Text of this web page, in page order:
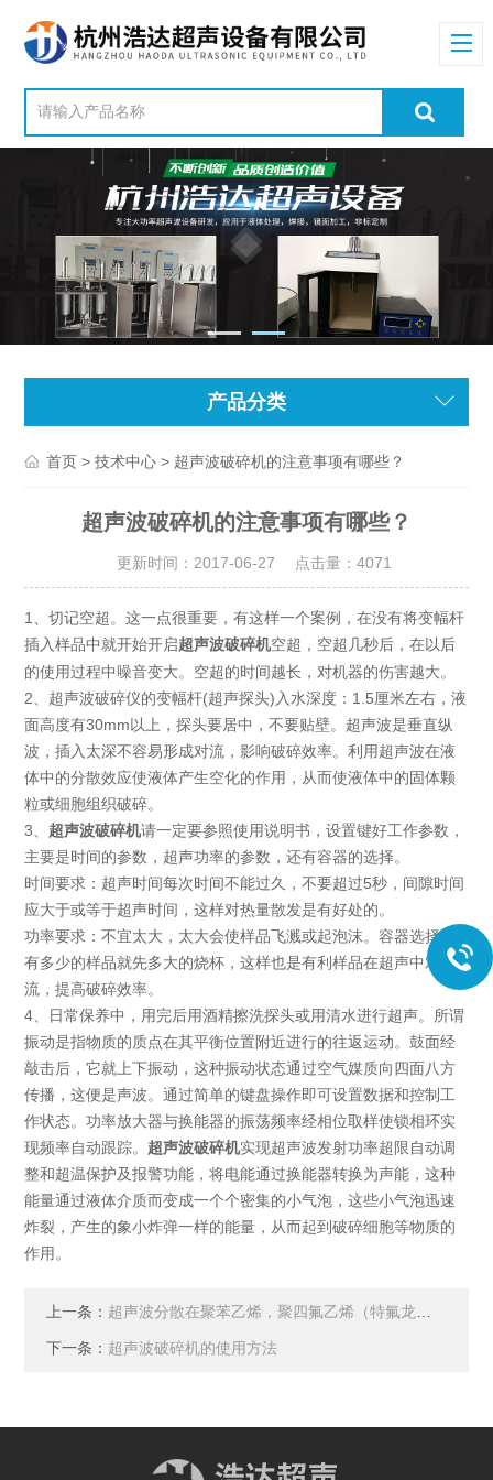
产品分类
首页 >技术中心 > 超声波破碎机的注意事项有哪些？
超声波破碎机的注意事项有哪些？
更新时间：2017-06-27 点击量： 4071
1、切记空超。这一点很重要，有这样一个案例，在没有将变幅杆
插入样品中就开始开启超声波破碎机空超，空超几秒后，在以后
的使用过程中噪音变大。空超的时间越长，对机器的伤害越大。
2、超声波破碎仪的变幅杆(超声探头)入水深度：1.5厘米左右，液
面高度有30mm以上，探头要居中，不要贴壁。超声波是垂直纵
波，插入太深不容易形成对流，影响破碎效率。利用超声波在液
体中的分散效应使液体产生空化的作用，从而使液体中的固体颗
粒或细胞组织破碎。
3、 超声波破碎机请一定要参照使用说明书，设置键好工作参数，
主要是时间的参数，超声功率的参数，还有容器的选择。
时间要求：超声时间每次时间不能过久，不要超过5秒，间隙时间
应大于或等于超声时间，这样对热量散发是有好处的。
功率要求：不宜太大，太大会使样品飞溅或起泡沫。容器选择：
有多少的样品就先多大的烧杯，这样也是有利样品在超声中对
流，提高破碎效率。
4、日常保养中，用完后用酒精擦洗探头或用清水进行超声。所谓
振动是指物质的质点在其平衡位置附近进行的往返运动。鼓面经
敲击后，它就上下振动，这种振动状态通过空气媒质向四面八方
传播，这便是声波。通过简单的键盘操作即可设置数据和控制工
作状态。功率放大器与换能器的振荡频率经相位取样使锁相环实
现频率自动跟踪。 超声波破碎机实现超声波发射功率超限自动调
整和超温保护及报警功能，将电能通过换能器转换为声能，这种
能量通过液体介质而变成一个个密集的小气泡，这些小气泡迅速
炸裂，产生的象小炸弹一样的能量，从而起到破碎细胞等物质的
作用。
上一条： 超声波分散在聚苯乙烯，聚四氟乙烯（特氟龙）等材料上的应用
下一条： 超声波破碎机的使用方法